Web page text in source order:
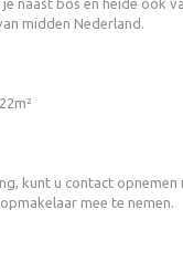
naast bos en heide ook
midden Nederland.
kunt u contact
mee te nemen.